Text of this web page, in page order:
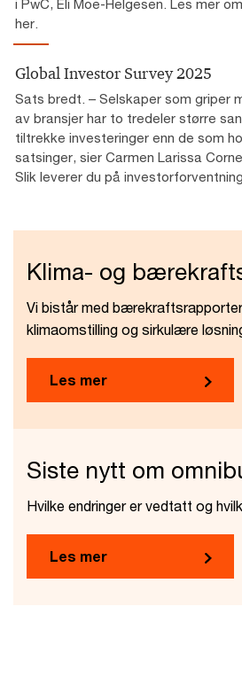
i PwC, Eli Moe-Helgesen. Les mer
her.
Global Investor Survey 2025
Sats bredt. – Selskaper som griper
av bransjer har to tredeler større
tiltrekke investeringer enn de som
satsinger, sier Carmen Larissa
Slik leverer du på
Klima- og
Vi bistår med
klimaomstilling og sirkulære
Les mer
Siste nytt om
Hvilke endringer er vedtatt og
Les mer